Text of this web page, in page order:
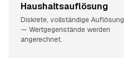
Haushaltsauflösung
Diskrete, vollständige Auflösung
— Wertgegenstände werden
angerechnet.